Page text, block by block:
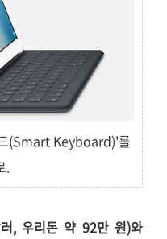
(Smart Keyboard)'를
.
, 우리돈 약 92만 원)와